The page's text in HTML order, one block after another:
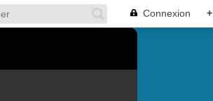
Connexion +